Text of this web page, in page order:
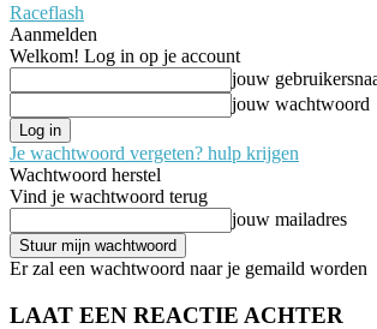
Raceflash
Aanmelden
Welkom! Log in op je account
jouw
jouw wachtwoord
Je wachtwoord vergeten? hulp krijgen
Wachtwoord herstel
Vind je wachtwoord terug
jouw mailadres
Er zal een wachtwoord naar je gemaild worden
LAAT EEN REACTIE ACHTER